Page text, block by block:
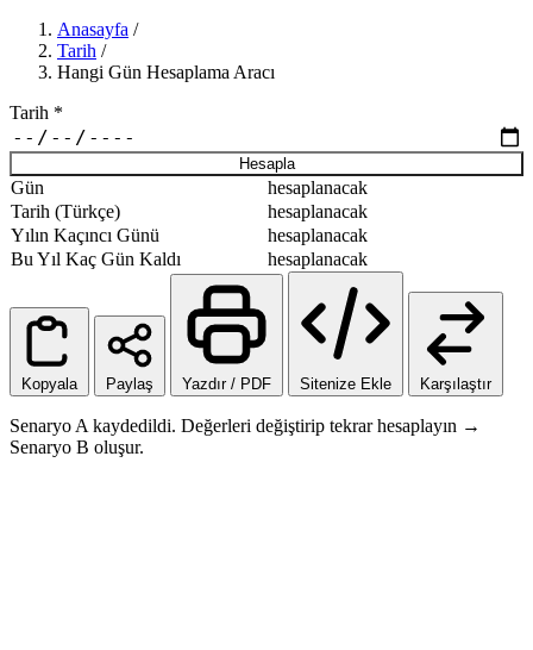
Anasayfa /
Tarih /
Hangi Gün Hesaplama Aracı
Tarih *
Hesapla
Gün
hesaplanacak
Tarih (Türkçe)
hesaplanacak
Yılın Kaçıncı Günü
hesaplanacak
Bu Yıl Kaç Gün Kaldı
hesaplanacak
Kopyala Paylaş Yazdır / PDF Sitenize Ekle Karşılaştır
Senaryo A kaydedildi. Değerleri değiştirip tekrar hesaplayın →
Senaryo B oluşur.